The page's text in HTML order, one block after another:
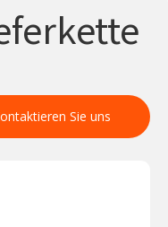
Sie uns